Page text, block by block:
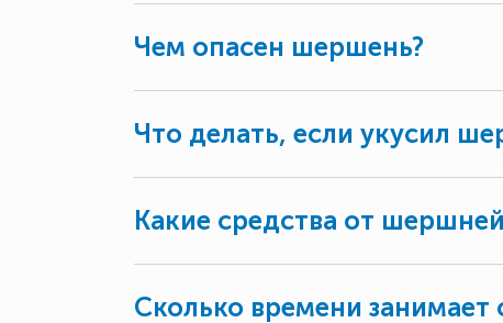
Чем опасен шершень?
Что делать, если укусил
Какие средства от
Сколько времени занимает